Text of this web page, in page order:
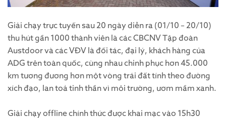
Giải chạy trực tuyến sau 20 ngày diễn ra (01/10 – 20/10)
thu hút gần 1000 thành viên là các CBCNV Tập đoàn
Austdoor và các VĐV là đối tác, đại lý, khách hàng của
ADG trên toàn quốc, cùng nhau chinh phục hơn 45.000
km tương đương hơn một vòng trái đất tính theo đường
xích đạo, lan toả tinh thần vì môi trường, ươm mầm xanh.
Giải chạy offline chính thức được khai mạc vào 15h30